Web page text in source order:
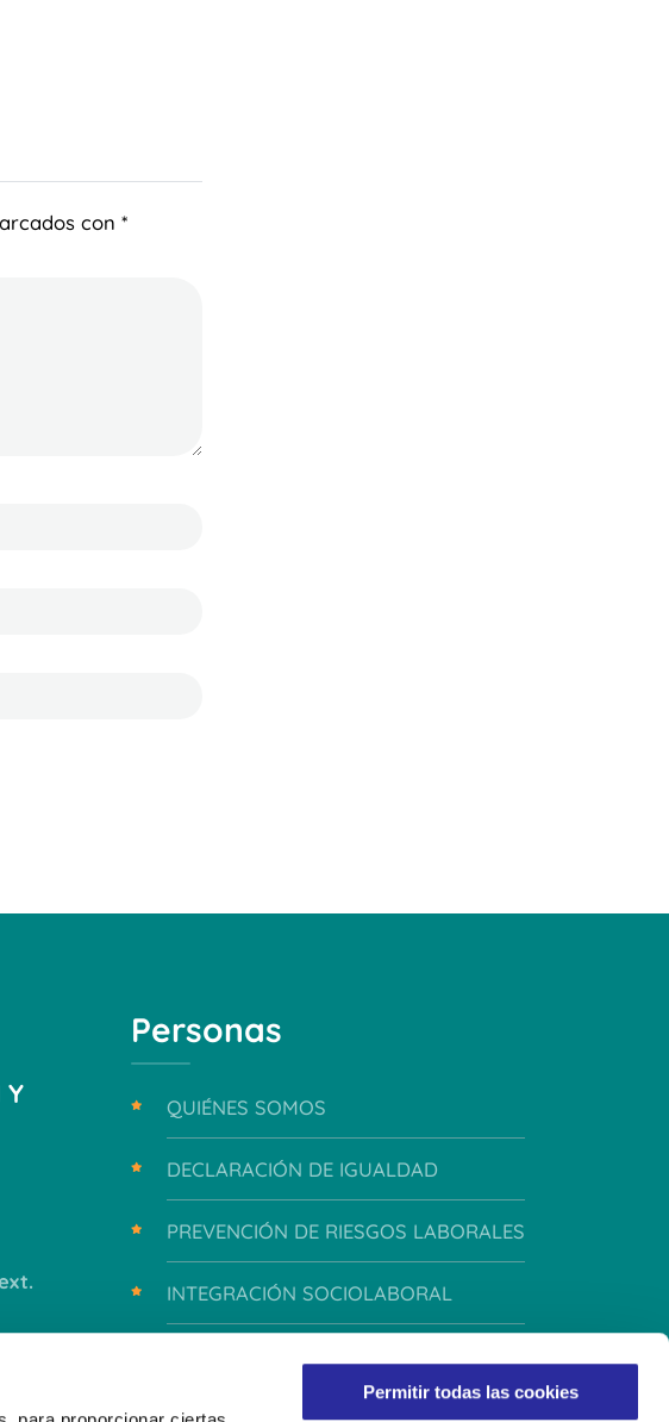
Permitir todas las cookies
con *
Y
Personas
QUIÉNES SOMOS
DECLARACIÓN DE IGUALDAD
PREVENCIÓN DE RIESGOS LABORALES
INTEGRACIÓN SOCIOLABORAL